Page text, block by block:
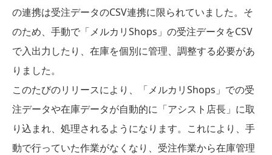
の連携は受注データのCSV連携に限られていました。そ
のため、手動で「メルカリShops」の受注データをCSV
で入出力したり、在庫を個別に管理、調整する必要があ
りました。
このたびのリリースにより、「メルカリShops」での受
注データや在庫データが自動的に「アシスト店長」に取
り込まれ、処理されるようになります。これにより、手
動で行っていた作業がなくなり、受注作業から在庫管理